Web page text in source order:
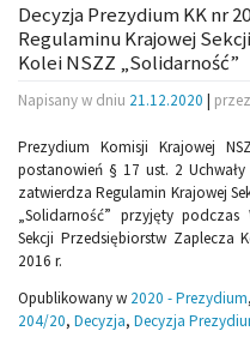
Decyzja Prezydium KK nr
Regulaminu Krajowej
Kolei NSZZ „Solidarność”
Napisany w dniu 21.12.2020 | przez
Prezydium Komisji Krajowej
postanowień § 17 ust. 2
zatwierdza Regulamin Krajowej
„Solidarność” przyjęty podczas
Sekcji Przedsiębiorstw Zaplecza
2016 r.
Opublikowany w 2020 - Prezydium,
204/20, Decyzja, Decyzja